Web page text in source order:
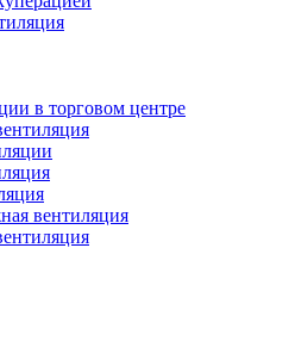
в торговом центре
вентиляция